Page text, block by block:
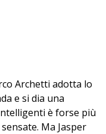
Archetti adotta lo
e si dia una
è forse più
Ma Jasper